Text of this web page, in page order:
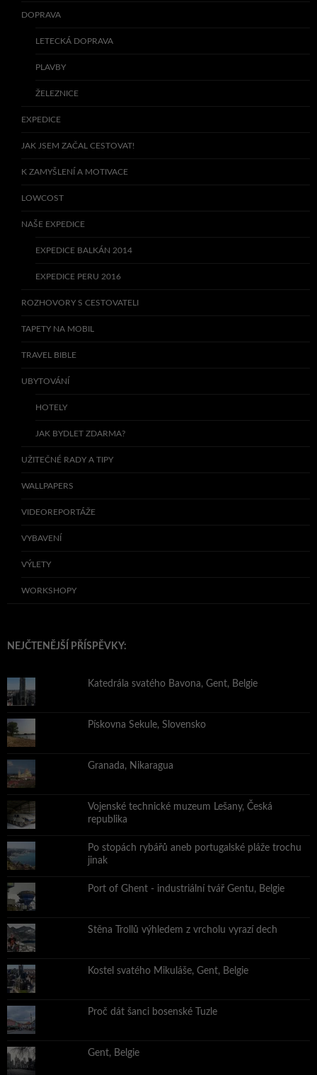
DOPRAVA
LETECKÁ DOPRAVA
PLAVBY
ŽELEZNICE
EXPEDICE
JAK JSEM ZAČAL CESTOVAT!
K ZAMYŠLENÍ A MOTIVACE
LOWCOST
NAŠE EXPEDICE
EXPEDICE BALKÁN 2014
EXPEDICE PERU 2016
ROZHOVORY S CESTOVATELI
TAPETY NA MOBIL
TRAVEL BIBLE
UBYTOVÁNÍ
HOTELY
JAK BYDLET ZDARMA?
UŽITEČNÉ RADY A TIPY
WALLPAPERS
VIDEOREPORTÁŽE
VYBAVENÍ
VÝLETY
WORKSHOPY
NEJČTENĚJŠÍ PŘÍSPĚVKY:
Katedrála svatého Bavona, Gent, Belgie
Pískovna Sekule, Slovensko
Granada, Nikaragua
Vojenské technické muzeum Lešany, Česká
republika
Po stopách rybářů aneb portugalské pláže trochu
jinak
Port of Ghent - industriální tvář Gentu, Belgie
Stěna Trollů výhledem z vrcholu vyrazí dech
Kostel svatého Mikuláše, Gent, Belgie
Proč dát šanci bosenské Tuzle
Gent, Belgie